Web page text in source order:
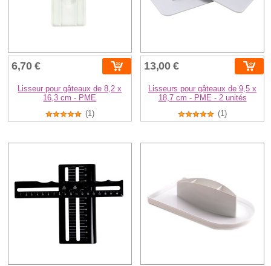
6,70 €
Lisseur pour gâteaux de 8,2 x
16,3 cm - PME
(1)
13,00 €
Lisseurs pour gâteaux de 9,5 x
18,7 cm - PME - 2 unités
(1)